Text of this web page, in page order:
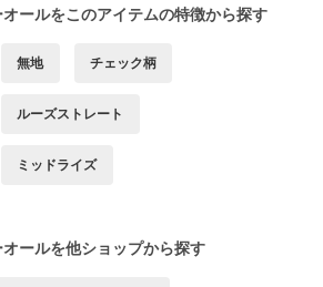
ールをこのアイテムの特徴から探す
無地 チェック柄
ルーズストレート
ミッドライズ
ールを他ショップから探す